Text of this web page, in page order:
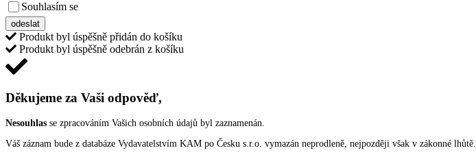
Souhlasím se
odeslat
Produkt byl úspěšně přidán do košíku
Produkt byl úspěšně odebrán z košíku
Děkujeme za Vaši odpověď,
Nesouhlas se zpracováním Vašich osobních údajů byl zaznamenán.
Váš záznam bude z databáze Vydavatelstvím KAM po Česku s.r.o. vymazán neprodleně, nejpozději však v zákonné lhůtě.